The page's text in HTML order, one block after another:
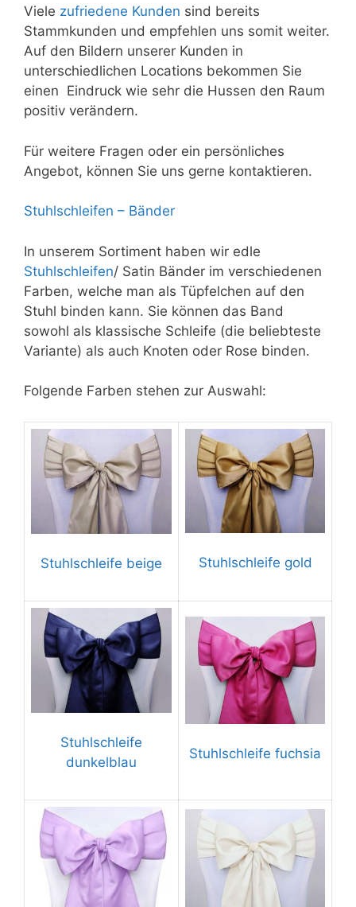
Viele zufriedene Kunden sind bereits
Stammkunden und empfehlen uns somit weiter.
Auf den Bildern unserer Kunden in
unterschiedlichen Locations bekommen Sie
einen Eindruck wie sehr die Hussen den Raum
positiv verändern.
Für weitere Fragen oder ein persönliches
Angebot, können Sie uns gerne kontaktieren.
Stuhlschleifen – Bänder
In unserem Sortiment haben wir edle
Stuhlschleifen/ Satin Bänder im verschiedenen
Farben, welche man als Tüpfelchen auf den
Stuhl binden kann. Sie können das Band
sowohl als klassische Schleife (die beliebteste
Variante) als auch Knoten oder Rose binden.
Folgende Farben stehen zur Auswahl:
Stuhlschleife beige Stuhlschleife gold
Stuhlschleife
dunkelblau
Stuhlschleife fuchsia